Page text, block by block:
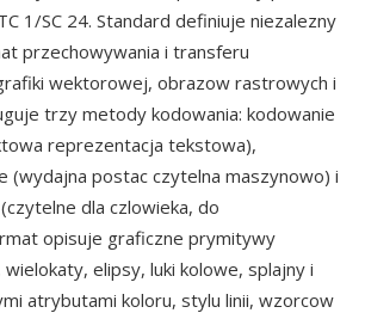
1/SC 24. Standard definiuje niezalezny
przechowywania i transferu
wektorowej, obrazow rastrowych i
trzy metody kodowania: kodowanie
reprezentacja tekstowa),
(wydajna postac czytelna maszynowo) i
dla czlowieka, do
opisuje graficzne prymitywy
wielokaty, elipsy, luki kolowe, splajny i
atrybutami koloru, stylu linii, wzorcow